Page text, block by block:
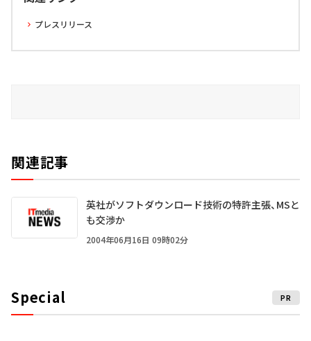
プレスリリース
関連記事
英社がソフトダウンロード技術の特許主張、MSと
も交渉か
2004年06月16日 09時02分
Special PR